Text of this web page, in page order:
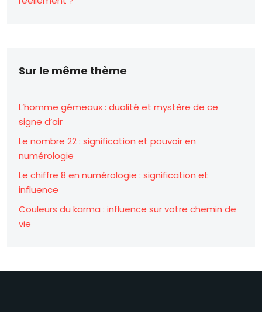
Sur le même thème
L’homme gémeaux : dualité et mystère de ce
signe d’air
Le nombre 22 : signification et pouvoir en
numérologie
Le chiffre 8 en numérologie : signification et
influence
Couleurs du karma : influence sur votre chemin de
vie